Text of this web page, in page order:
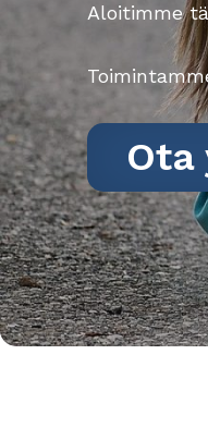
Aloitimme
Ota